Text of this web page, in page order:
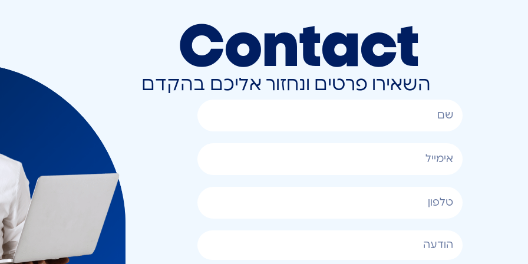
Contact
השאירו פרטים ונחזור אליכם בהקדם